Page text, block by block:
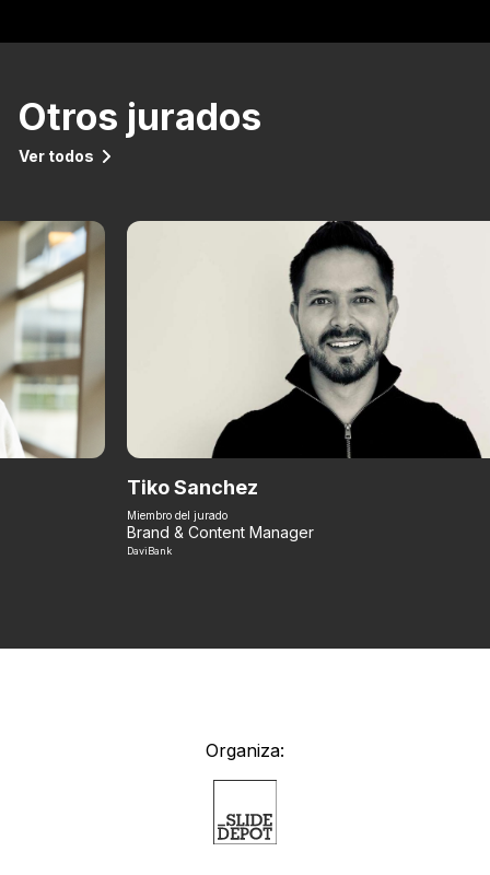
Otros jurados
Ver todos
Tiko Sanchez
Miembro del jurado
Brand & Content Manager
DaviBank
Organiza: